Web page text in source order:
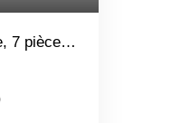
7 pièces -